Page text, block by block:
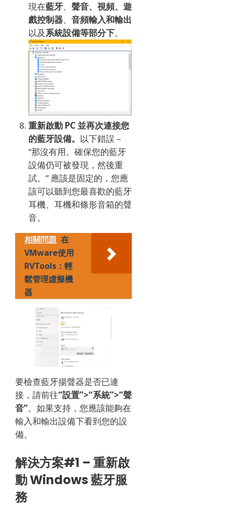
現在藍牙、 聲音、視頻、遊
戲控制器、 音頻輸入和輸出
以及系統設備等部分下。
重新啟動 PC 並再次連接您
的藍牙設備。 以下錯誤 –
“那沒有用。 確保您的藍牙
設備仍可被發現，然後重
試。” 應該是固定的，您應
該可以聽到您最喜歡的藍牙
耳機、耳機和條形音箱的聲
音。
相關問題 在
VMware使用
RVTools：輕
鬆管理虛擬機
器
要檢查藍牙揚聲器是否已連
接，請前往“設置”>“系統”>“聲
音”。 如果支持，您應該能夠在
輸入和輸出設備下看到您的設
備。
解決方案#1 – 重新啟
動 Windows 藍牙服
務